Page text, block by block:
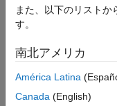
Aerospace Blockset
運動方程式
6DOF
6DOF (Euler Angles)
また、以下のリストか
す。
南北アメリカ
América Latina
Canada (English)